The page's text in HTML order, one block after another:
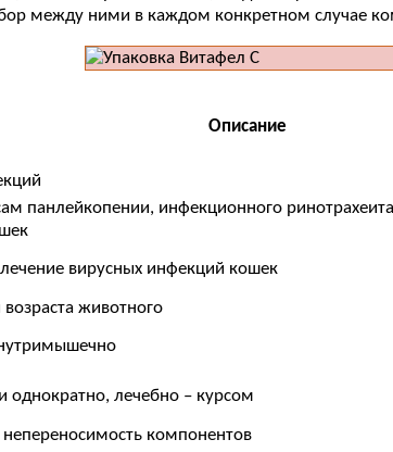
между ними в каждом конкретном случае
Описание
панлейкопении, инфекционного
вирусных инфекций кошек
возраста животного
однократно, лечебно – курсом
компонентов